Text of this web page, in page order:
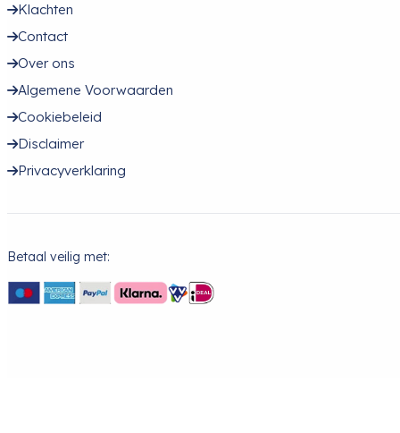
Klachten
Contact
Over ons
Algemene Voorwaarden
Cookiebeleid
Disclaimer
Privacyverklaring
Betaal veilig met: